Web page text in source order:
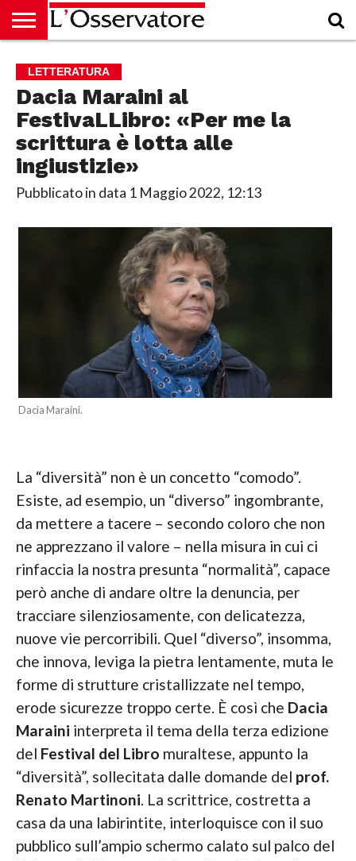
CULTURA
ECONOMIA
RUBRICHE
ARCHIVIO
PODCAST
ABBONAMENTO
CHI
SIAMO
ACCEDI
LETTERATURA
Dacia Maraini al
FestivaLLibro: «Per me la
scrittura è lotta alle
ingiustizie»
Pubblicato in data 1 Maggio 2022, 12:13
Dacia Maraini.
La “diversità” non è un concetto “comodo”.
Esiste, ad esempio, un “diverso” ingombrante,
da mettere a tacere – secondo coloro che non
ne apprezzano il valore – nella misura in cui ci
rinfaccia la nostra presunta “normalità”, capace
però anche di andare oltre la denuncia, per
tracciare silenziosamente, con delicatezza,
nuove vie percorribili. Quel “diverso”, insomma,
che innova, leviga la pietra lentamente, muta le
forme di strutture cristallizzate nel tempo,
erode sicurezze troppo certe. È così che Dacia
Maraini interpreta il tema della terza edizione
del Festival del Libro muraltese, appunto la
“diversità”, sollecitata dalle domande del prof.
Renato Martinoni. La scrittrice, costretta a
casa da una labirintite, interloquisce con il suo
pubblico sull’ampio schermo calato sul palco del